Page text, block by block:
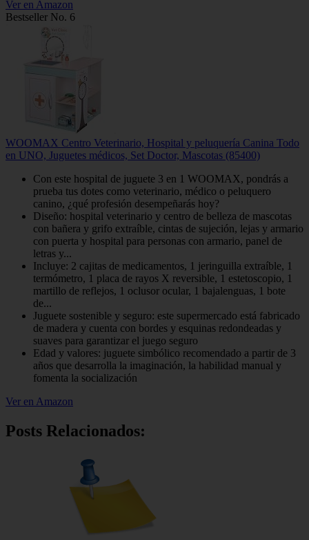
Ver en Amazon
Bestseller No. 6
WOOMAX Centro Veterinario, Hospital y peluquería Canina Todo
en UNO, Juguetes médicos, Set Doctor, Mascotas (85400)
Con este hospital de juguete 3 en 1 WOOMAX, pondrás a
prueba tus dotes como veterinario, médico o peluquero
canino, ¿qué profesión desempeñarás hoy?
Diseño: hospital veterinario y centro de belleza de mascotas
con bañera y grifo extraíble, cintas de sujeción, lejas y armario
con puerta y hospital para personas con armario, panel de
letras y...
Incluye: 2 cajitas de medicamentos, 1 jeringuilla extraíble, 1
termómetro, 1 placa de rayos X reversible, 1 estetoscopio, 1
martillo de reflejos, 1 oclusor ocular, 1 bajalenguas, 1 bote
de...
Juguete sostenible y seguro: este supermercado está fabricado
de madera y cuenta con bordes y esquinas redondeadas y
suaves para garantizar el juego seguro
Edad y valores: juguete simbólico recomendado a partir de 3
años que desarrolla la imaginación, la habilidad manual y
fomenta la socialización
Ver en Amazon
Posts Relacionados: